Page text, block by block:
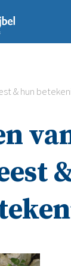
& hun
Doe mee
Podcast
Magazine
Digitale
Agenda
Het
Over ons